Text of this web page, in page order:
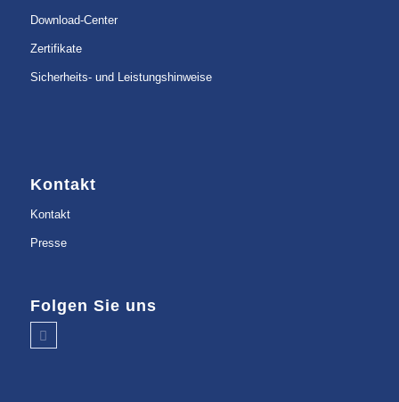
Download-Center
Zertifikate
Sicherheits- und Leistungshinweise
Kontakt
Kontakt
Presse
Folgen Sie uns